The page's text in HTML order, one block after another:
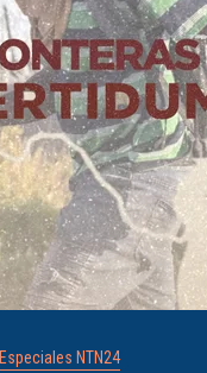
Especiales NTN24